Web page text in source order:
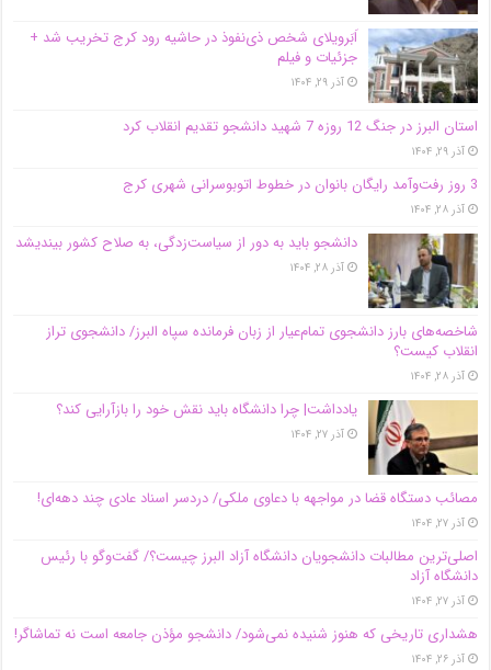
اَبَر‌ویلای شخص ذی‌نفوذ در حاشیه‌ رود کرج تخریب شد +
جزئیات و فیلم
آذر ۲۹, ۱۴۰۴
استان البرز در جنگ 12 روزه 7 شهید دانشجو تقدیم انقلاب کرد
آذر ۲۹, ۱۴۰۴
3 روز رفت‌وآمد رایگان بانوان در خطوط اتوبوسرانی شهری کرج
آذر ۲۸, ۱۴۰۴
دانشجو باید به دور از سیاست‌زدگی، به صلاح کشور بیندیشد
آذر ۲۸, ۱۴۰۴
شاخصه‌های بارز دانشجوی تمام‌عیار از زبان فرمانده سپاه البرز/ دانشجوی تراز
انقلاب کیست؟
آذر ۲۸, ۱۴۰۴
یادداشت| چرا دانشگاه باید نقش خود را بازآرایی کند؟
آذر ۲۷, ۱۴۰۴
مصائب دستگاه قضا در مواجهه با دعاوی ملکی/ دردسر اسناد عادی چند‌ دهه‌ای!
آذر ۲۷, ۱۴۰۴
اصلی‌ترین مطالبات دانشجویان دانشگاه آزاد البرز چیست؟/ گفت‌وگو با رئیس
دانشگاه آز‌اد
آذر ۲۷, ۱۴۰۴
هشداری تاریخی که هنوز شنیده نمی‌شود/ دانشجو مؤذن جامعه است نه تماشاگر!
آذر ۲۶, ۱۴۰۴